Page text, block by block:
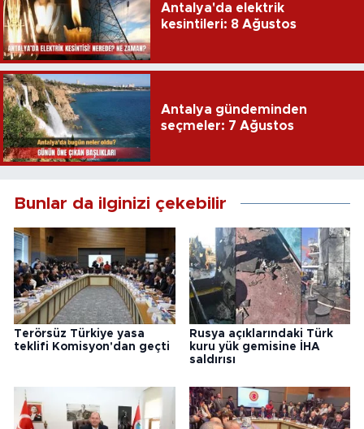
Antalya'da elektrik
kesintileri: 8 Ağustos
Antalya gündeminden
seçmeler: 7 Ağustos
Bunlar da ilginizi çekebilir
Terörsüz Türkiye yasa
teklifi Komisyon'dan geçti
Rusya açıklarındaki Türk
kuru yük gemisine İHA
saldırısı